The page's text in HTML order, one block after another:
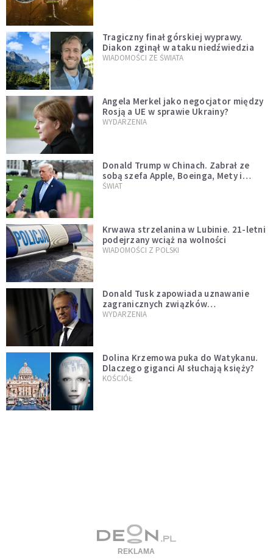
Tragiczny finał górskiej wyprawy.
Diakon zginął w ataku niedźwiedzia
WIADOMOŚCI ZE ŚWIATA
Angela Merkel jako negocjator między
Rosją a UE w sprawie Ukrainy?
WYDARZENIA
Donald Trump w Chinach. Zabrał ze
sobą szefa Apple, Boeinga, Mety i
Muska
ŚWIAT
Krwawa strzelanina w Lubinie. 21-letni
podejrzany wciąż na wolności
WIADOMOŚCI Z POLSKI
Donald Tusk zapowiada uznawanie
zagranicznych związków
jednopłciowych. "Państwo oblało ten
WYDARZENIA
Dolina Krzemowa puka do Watykanu.
Dlaczego giganci AI słuchają księży?
KOŚCIÓŁ